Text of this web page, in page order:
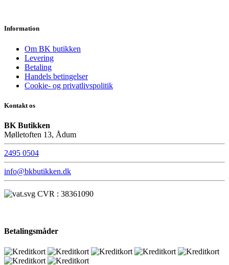
Information
Om BK butikken
Levering
Betaling
Handels betingelser
Cookie- og privatlivspolitik
Kontakt os
BK Butikken
Mølletoften 13, Ådum
2495 0504
info@bkbutikken.dk
CVR : 38361090
Betalingsmåder